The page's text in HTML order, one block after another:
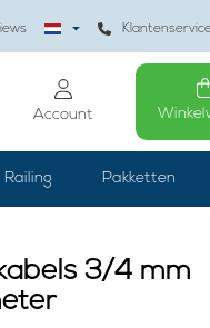
Account
Railing Pakketten
3/4 mm